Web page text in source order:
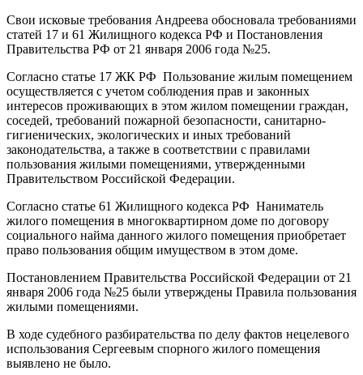
Свои исковые требования Андреева обосновала требованиями
статей 17 и 61 Жилищного кодекса РФ и Постановления
Правительства РФ от 21 января 2006 года №25.
Согласно статье 17 ЖК РФ Пользование жилым помещением
осуществляется с учетом соблюдения прав и законных
интересов проживающих в этом жилом помещении граждан,
соседей, требований пожарной безопасности, санитарно-
гигиенических, экологических и иных требований
законодательства, а также в соответствии с правилами
пользования жилыми помещениями, утвержденными
Правительством Российской Федерации.
Согласно статье 61 Жилищного кодекса РФ Наниматель
жилого помещения в многоквартирном доме по договору
социального найма данного жилого помещения приобретает
право пользования общим имуществом в этом доме.
Постановлением Правительства Российской Федерации от 21
января 2006 года №25 были утверждены Правила пользования
жилыми помещениями.
В ходе судебного разбирательства по делу фактов нецелевого
использования Сергеевым спорного жилого помещения
выявлено не было.